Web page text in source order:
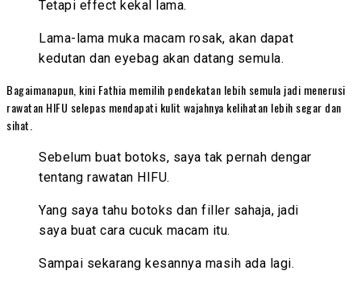
Tetapi effect kekal lama.
Lama-lama muka macam rosak, akan dapat
kedutan dan eyebag akan datang semula.
Bagaimanapun, kini Fathia memilih pendekatan lebih semula jadi menerusi
rawatan HIFU selepas mendapati kulit wajahnya kelihatan lebih segar dan
sihat.
Sebelum buat botoks, saya tak pernah dengar
tentang rawatan HIFU.
Yang saya tahu botoks dan filler sahaja, jadi
saya buat cara cucuk macam itu.
Sampai sekarang kesannya masih ada lagi.